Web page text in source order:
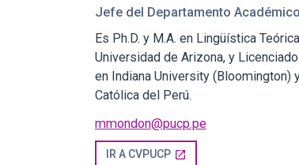
Jefe del Departamento
Es Ph.D. y M.A. en Lingüística
Universidad de Arizona, y
en Indiana University
Católica del Perú.
mmondon@pucp.pe
IR A CVPUCP open_in_new